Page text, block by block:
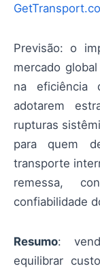
Previsão: o
mercado
na eficiência
adotarem
rupturas
para quem
transporte
remessa,
confiabilidade
Resumo:
equilibrar